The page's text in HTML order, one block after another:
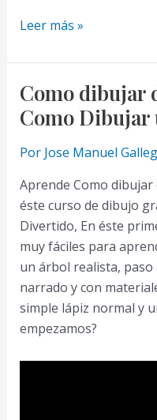
Como
desde
Cero
#2
Como
Dibujar
Realistas
Paso
a
Paso
y
muy
Facil
Leer más »
Como dibujar
Como Dibujar
Por Jose Manuel
Aprende Como dibujar
éste curso de dibujo
Divertido, En éste
muy fáciles para
un árbol realista,
narrado y con
simple lápiz normal y
empezamos?